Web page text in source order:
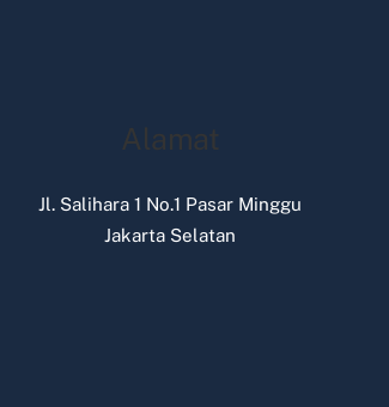
Alamat
Jl. Salihara 1 No.1 Pasar Minggu
Jakarta Selatan